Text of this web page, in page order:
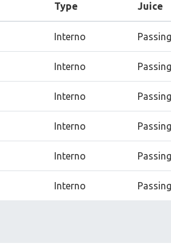
Type Juice
Interno
Interno
Interno
Interno
Interno
Interno